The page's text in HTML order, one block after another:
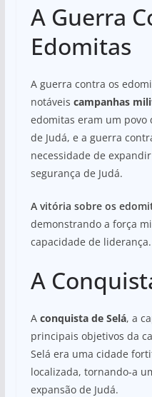
A Guerra
Edomitas
A guerra contra os
notáveis campanhas
edomitas eram um povo
de Judá, e a guerra
necessidade de
segurança de Judá.
A vitória sobre os
demonstrando a força
capacidade de liderança.
A
A conquista de Selá, a
principais objetivos da
Selá era uma cidade
localizada, tornando-a
expansão de Judá.